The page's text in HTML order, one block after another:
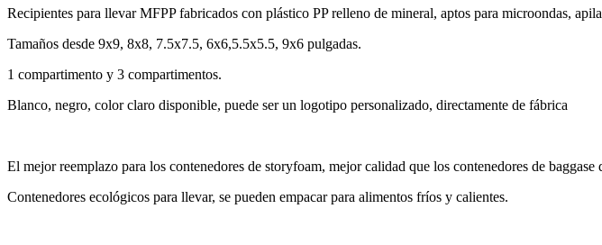
Recipientes para llevar MFPP fabricados con plástico PP relleno de mineral, aptos para microondas,
Tamaños desde 9x9, 8x8, 7.5x7.5, 6x6,5.5x5.5, 9x6 pulgadas.
1 compartimento y 3 compartimentos.
Blanco, negro, color claro disponible, puede ser un logotipo personalizado, directamente de fábrica
El mejor reemplazo para los contenedores de storyfoam, mejor calidad que los contenedores de baggase
Contenedores ecológicos para llevar, se pueden empacar para alimentos fríos y calientes.